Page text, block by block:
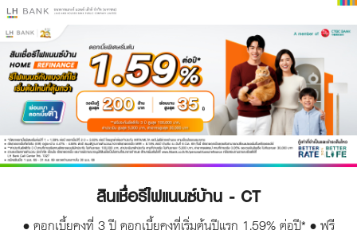
สินเชื่อรีไฟแนนซ์บ้าน - CT
• ดอกเบี้ยคงที่ 3 ปี ดอกเบี้ยคงที่เริ่มต้นปีแรก 1.59% ต่อปี* • ฟรี